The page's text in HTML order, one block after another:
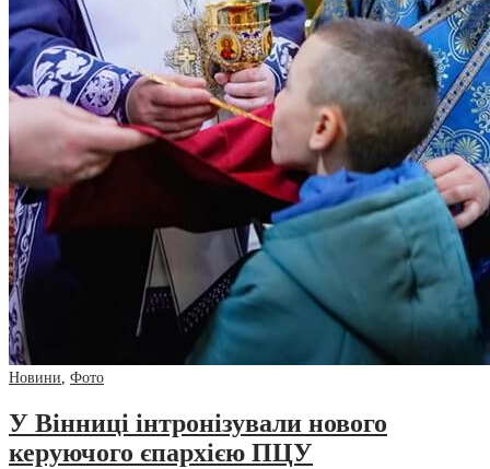
Новини, Фото
У Вінниці інтронізували нового
керуючого єпархією ПЦУ